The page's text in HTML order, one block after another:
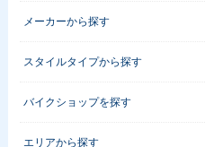
メーカーから探す
スタイルタイプから探す
バイクショップを探す
エリアから探す